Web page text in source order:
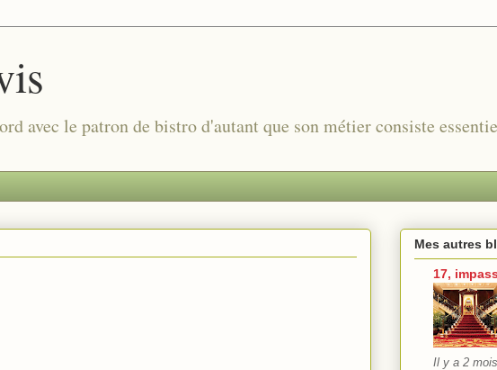
avec le patron de bistro d'autant que son métier consiste
Mes autres
17,
Il y a 2 mois